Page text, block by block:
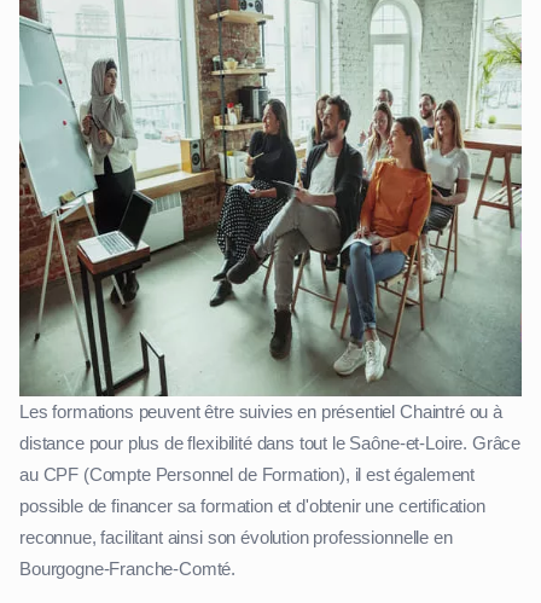
Les formations peuvent être suivies en présentiel Chaintré ou à
distance pour plus de flexibilité dans tout le Saône-et-Loire. Grâce
au CPF (Compte Personnel de Formation), il est également
possible de financer sa formation et d'obtenir une certification
reconnue, facilitant ainsi son évolution professionnelle en
Bourgogne-Franche-Comté.